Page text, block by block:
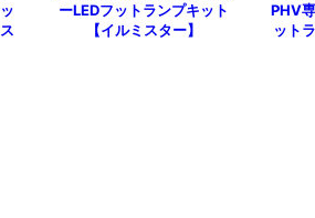
ーLEDフットランプキット
【イルミスター】
PHV
ット